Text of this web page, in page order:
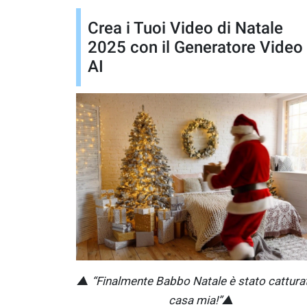
Crea i Tuoi Video di Natale
2025 con il Generatore Video
AI
▲ “Finalmente Babbo Natale è stato
casa mia!”▲